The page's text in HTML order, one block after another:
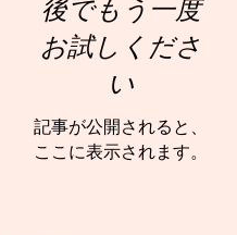
お試しくださ
い
記事が公開されると、
ここに表示されます。